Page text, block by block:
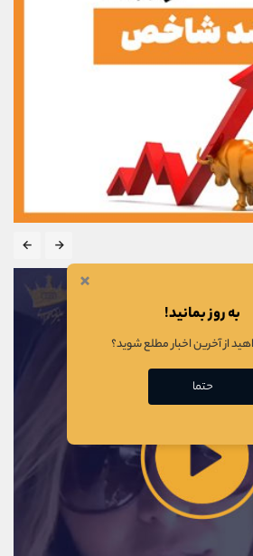
×
به روز بمانید!
از آخرین اخبار مطلع شوید؟
حتما